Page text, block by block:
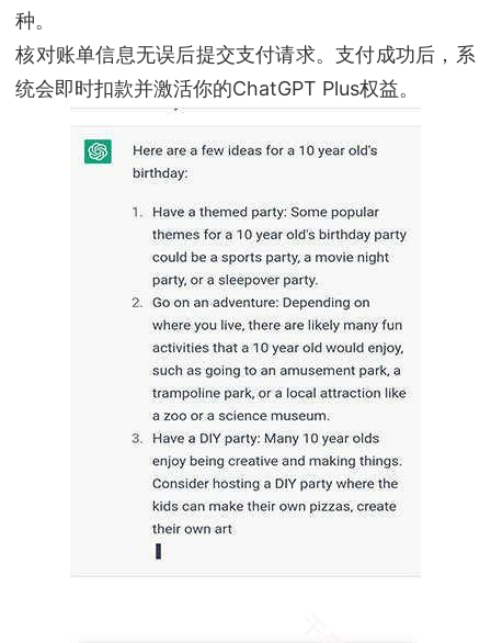
种。
核对账单信息无误后提交支付请求。支付成功后，系
统会即时扣款并激活你的ChatGPT Plus权益。